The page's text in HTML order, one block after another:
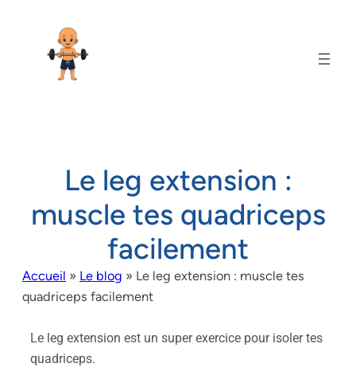
Le leg extension :
muscle tes quadriceps
facilement
Accueil » Le blog » Le leg extension : muscle tes
quadriceps facilement
Le leg extension est un super exercice pour isoler tes
quadriceps.